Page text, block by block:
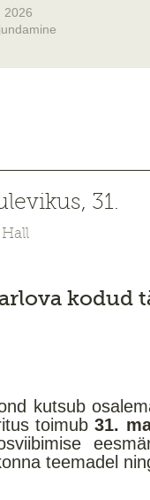
2026
31.
kodud
kutsub
toimub31.
teemadel